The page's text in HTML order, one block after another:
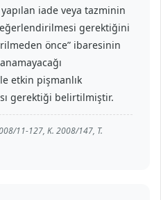
iade veya tazminin
gerektiğini
önce” ibaresinin
etkin pişmanlık
gerektiği belirtilmiştir.
11-127, K. 2008/147, T.